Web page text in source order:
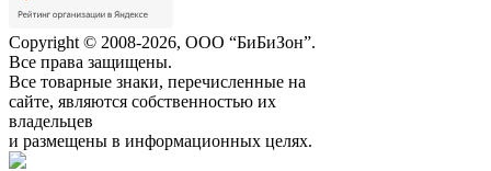
Copyright © 2008-2026, ООО “БиБиЗон”.
Все права защищены.
Все товарные знаки, перечисленные на
сайте, являются собственностью их
владельцев
и размещены в информационных целях.